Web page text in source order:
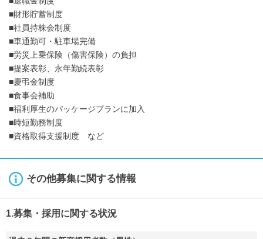
■財形貯蓄制度
■社員持株会制度
■車通勤可・駐車場完備
■労災上乗保険（傷害保険）の負担
■提案表彰、永年勤続表彰
■慶弔金制度
■食事会補助
■福利厚生のパッケージプランに加入
■時短勤務制度
■資格取得支援制度 など
その他募集に関する情報
1.募集・採用に関する状況